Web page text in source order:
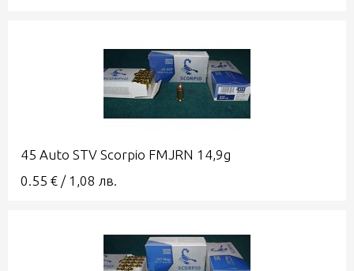
45 Auto STV Scorpio FMJRN 14,9g
0.55 € / 1,08 лв.